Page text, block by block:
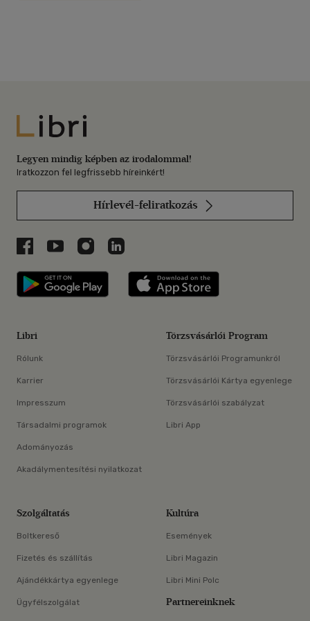
Libri
Legyen mindig képben az irodalommal!
Iratkozzon fel legfrissebb híreinkért!
Hírlevél-feliratkozás
Libri a Facebookon
Libri a Youtube-on
Libri az Instagramon
Libri a LinkedInen
Libri applikáció Szerezd meg: Google
Libri
Rólunk
Karrier
Impresszum
Társadalmi programok
Adományozás
Akadálymentesítési nyilatkozat
Törzsvásárlói Program
Törzsvásárlói Programunkról
Törzsvásárlói Kártya egyenlege
Törzsvásárlói szabályzat
Libri App
Szolgáltatás
Boltkereső
Fizetés és szállítás
Ajándékkártya egyenlege
Ügyfélszolgálat
Kultúra
Események
Libri Magazin
Libri Mini Polc
Partnereinknek